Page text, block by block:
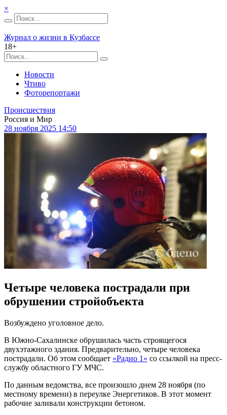
×
Журнал о жизни в Кузбассе
18+
Новости
Чтиво
Фоторепортажи
Происшествия
Россия и Мир
28 ноября 2025 14:50
Четыре человека пострадали при
обрушении стройобъекта
Возбуждено уголовное дело.
В Южно-Сахалинске обрушилась часть строящегося
двухэтажного здания. Предварительно, четыре человека
пострадали. Об этом сообщает «Радио 1» со ссылкой на пресс-
службу областного ГУ МЧС.
По данным ведомства, все произошло днем 28 ноября (по
местному времени) в переулке Энергетиков. В этот момент
рабочие заливали конструкции бетоном.